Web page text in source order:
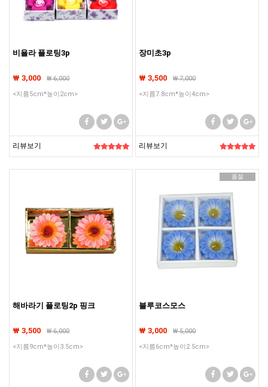
비욜라 플로팅3p
₩ 3,000 ₩6,000
<지름5cm*높이2cm>
리뷰보기
장미초3p
₩ 3,500 ₩7,000
<지름7.8cm*높이4cm>
리뷰보기
해바라기 플로팅2p 핑크
₩ 3,500 ₩6,000
<지름9cm*높이3.5cm>
품절
블루코스모스
₩ 3,000 ₩5,000
<지름6cm*높이2.5cm>